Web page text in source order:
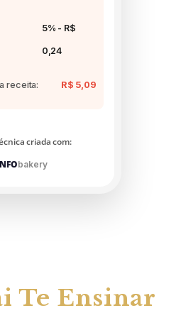
5% - R$
0,24
receita: R$ 5,09
criada com:
bakery
Te Ensinar